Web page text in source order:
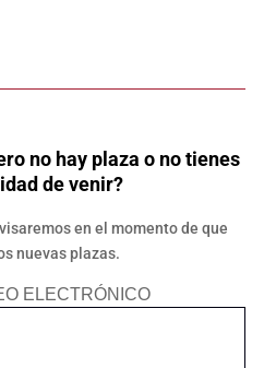
no hay plaza o no tienes
de venir?
en el momento de que
nuevas plazas.
ELECTRÓNICO